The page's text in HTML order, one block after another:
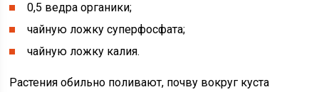
0,5 ведра органики;
чайную ложку суперфосфата;
чайную ложку калия.
Растения обильно поливают, почву вокруг куста